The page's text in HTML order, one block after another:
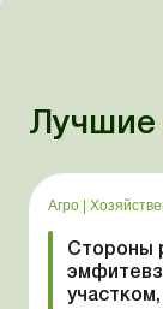
Лучшие
Агро
Стороны